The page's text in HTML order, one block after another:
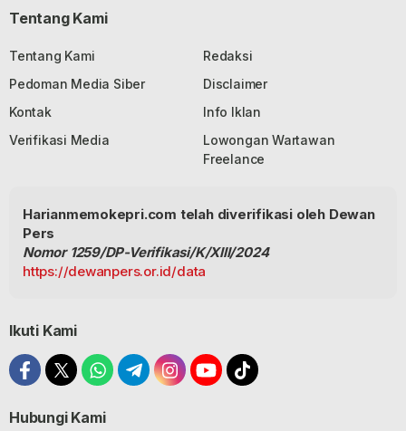
Tentang Kami
Tentang Kami
Redaksi
Pedoman Media Siber
Disclaimer
Kontak
Info Iklan
Verifikasi Media
Lowongan Wartawan
Freelance
Harianmemokepri.com telah diverifikasi oleh Dewan
Pers
Nomor 1259/DP-Verifikasi/K/XIII/2024
https://dewanpers.or.id/data
Ikuti Kami
Hubungi Kami